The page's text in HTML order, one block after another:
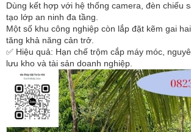
Dùng kết hợp với hệ thống camera, đèn chiếu
tạo lớp an ninh đa tầng.
Một số khu công nghiệp còn lắp đặt kẽm gai
tăng khả năng cản trở.
✅ Hiệu quả: Hạn chế trộm cắp máy móc,
lưu kho và tài sản doanh nghiệp.